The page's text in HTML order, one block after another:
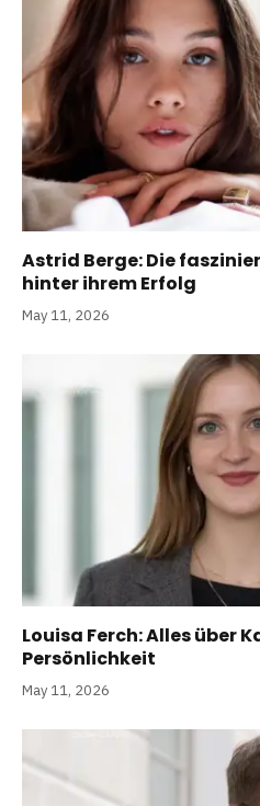
Astrid Berge: Die
hinter ihrem Erfolg
May 11, 2026
Louisa Ferch: Alles über
Persönlichkeit
May 11, 2026